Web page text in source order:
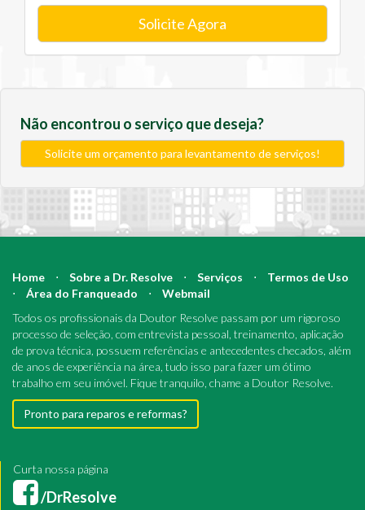
Solicite Agora
Não encontrou o serviço que deseja?
Solicite um orçamento para levantamento de serviços!
Home ⋅ Sobre a Dr. Resolve ⋅ Serviços ⋅
Termos de Uso
⋅
Área do Franqueado ⋅
Webmail
Todos os profissionais da Doutor Resolve passam por um rigoroso
processo de seleção, com entrevista pessoal, treinamento, aplicação
de prova técnica, possuem referências e antecedentes checados, além
de anos de experiência na área, tudo isso para fazer um ótimo
trabalho em seu imóvel. Fique tranquilo, chame a Doutor Resolve.
Pronto para reparos e reformas?
Curta nossa página
/DrResolve